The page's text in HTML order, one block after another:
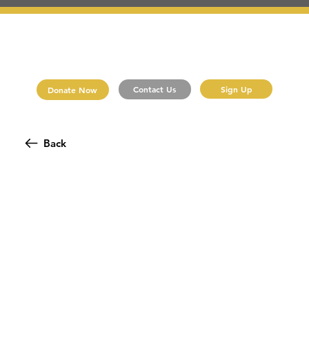
Donate Now Contact Us Sign Up
Back